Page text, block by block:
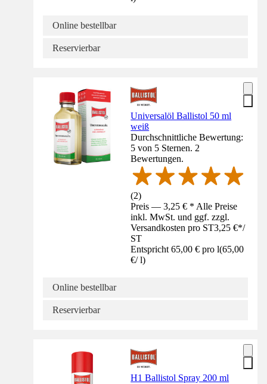
Online bestellbar
Reservierbar
Universalöl Ballistol 50 ml
weiß
Durchschnittliche Bewertung:
5 von 5 Sternen. 2
Bewertungen.
(2)
Preis — 3,25 € * Alle Preise
inkl. MwSt. und ggf. zzgl.
Versandkosten pro ST3,25 €*/
ST
Entspricht 65,00 € pro l(65,00
€/ l)
Online bestellbar
Reservierbar
H1 Ballistol Spray 200 ml